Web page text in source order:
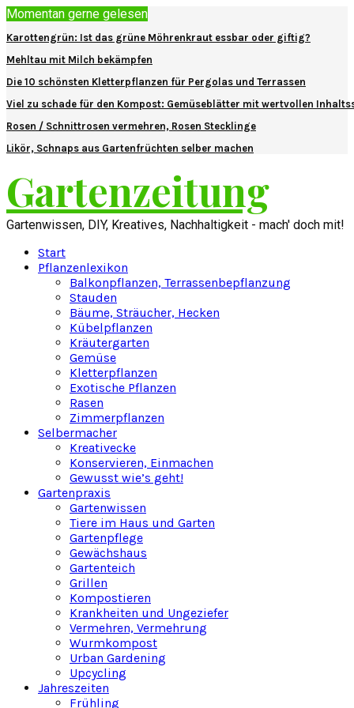
Momentan gerne gelesen
Karottengrün: Ist das grüne Möhrenkraut essbar oder giftig?
Mehltau mit Milch bekämpfen
Die 10 schönsten Kletterpflanzen für Pergolas und Terrassen
Viel zu schade für den Kompost: Gemüseblätter mit wertvollen
Rosen / Schnittrosen vermehren, Rosen Stecklinge
Likör, Schnaps aus Gartenfrüchten selber machen
Gartenzeitung
Gartenwissen, DIY, Kreatives, Nachhaltigkeit - mach' doch mit!
Start
Pflanzenlexikon
Balkonpflanzen, Terrassenbepflanzung
Stauden
Bäume, Sträucher, Hecken
Kübelpflanzen
Kräutergarten
Gemüse
Kletterpflanzen
Exotische Pflanzen
Rasen
Zimmerpflanzen
Selbermacher
Kreativecke
Konservieren, Einmachen
Gewusst wie’s geht!
Gartenpraxis
Gartenwissen
Tiere im Haus und Garten
Gartenpflege
Gewächshaus
Gartenteich
Grillen
Kompostieren
Krankheiten und Ungeziefer
Vermehren, Vermehrung
Wurmkompost
Urban Gardening
Upcycling
Jahreszeiten
Frühling